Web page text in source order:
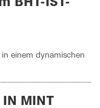
einem dynamischen
MINT